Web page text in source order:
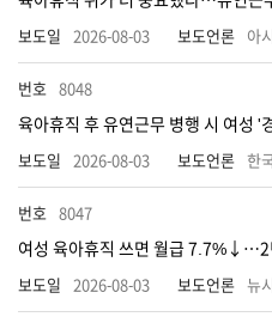
2026-08-03 아
8048
육아휴직 후 유연근무 병행 시 여성 '
2026-08-03 한
8047
여성 육아휴직 쓰면 월급 7.7%↓…2
2026-08-03 뉴